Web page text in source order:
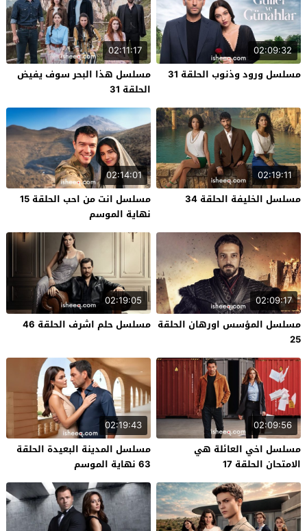
02:09:32
مسلسل ورود وذنوب الحلقة 31
02:11:17
مسلسل هذا البحر سوف يفيض
الحلقة 31
02:19:11
مسلسل الخليفة الحلقة 34
02:14:01
مسلسل انت من احب الحلقة 15
نهاية الموسم
02:09:17
مسلسل المؤسس اورهان الحلقة
25
02:19:05
مسلسل حلم اشرف الحلقة 46
02:09:56
مسلسل اخي العائلة هي
الامتحان الحلقة 17
02:19:43
مسلسل المدينة البعيدة الحلقة
63 نهاية الموسم